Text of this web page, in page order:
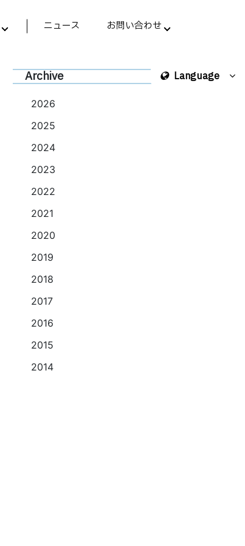
ニュース お問い合わせ
Language
Archive
2026
2025
2024
2023
2022
2021
2020
2019
2018
2017
2016
2015
2014